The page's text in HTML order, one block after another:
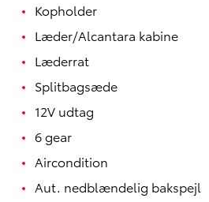
Kopholder
Læder/Alcantara kabine
Læderrat
Splitbagsæde
12V udtag
6 gear
Aircondition
Aut. nedblændelig bakspejl